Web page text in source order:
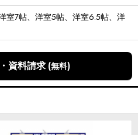
室7帖、洋室5帖、洋室6.5帖、洋
資料請求 (無料)